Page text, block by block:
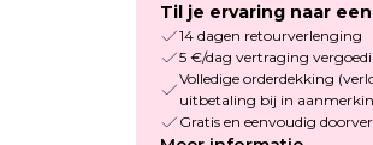
Til je ervaring naar
14 dagen retourverlenging
5 €/dag vertraging
Volledige orderdekking
uitbetaling bij in
Gratis en eenvoudig